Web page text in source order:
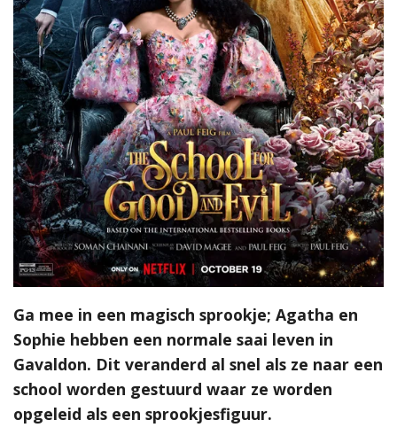
Ga mee in een magisch sprookje; Agatha en
Sophie hebben een normale saai leven in
Gavaldon. Dit veranderd al snel als ze naar een
school worden gestuurd waar ze worden
opgeleid als een sprookjesfiguur.